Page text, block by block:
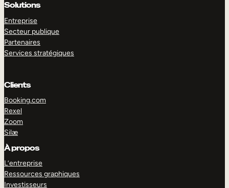
Solutions
Entreprise
Secteur publique
Partenaires
Services stratégiques
Clients
Booking.com
Rexel
Zoom
Silæ
À propos
L’entreprise
Ressources graphiques
Investisseurs